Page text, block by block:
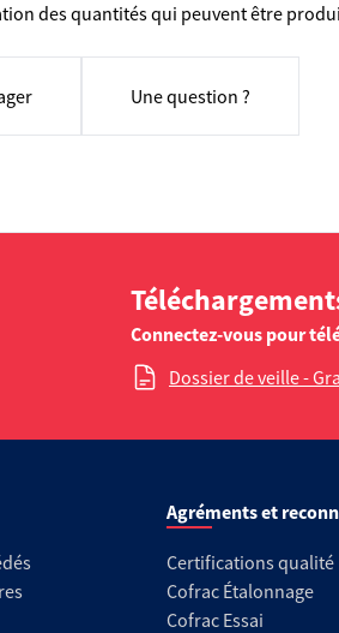
des quantités qui peuvent être
Une question ?
Connectez-vous pour
Dossier de veille -
Agréments et
Certifications qualité
Cofrac Étalonnage
Cofrac Essai